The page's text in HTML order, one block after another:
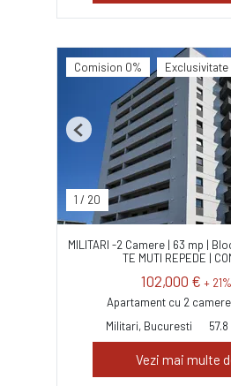
Comision 0% Exclusivitate
1 / 20
Previous
MILITARI -2 Camere | 63 mp |
TE MUTI REPEDE |
102,000 € +
Apartament cu 2
Militari, Bucuresti
Vezi mai multe